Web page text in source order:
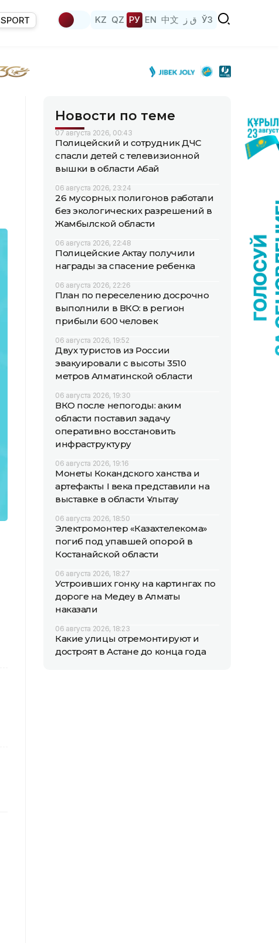
SPORT KZ QZ РУ EN 中文 ق ز ЎЗ
Новости по теме
07 августа 2026, 00:43
Полицейский и сотрудник ДЧС
спасли детей с телевизионной
вышки в области Абай
06 августа 2026, 23:24
26 мусорных полигонов работали
без экологических разрешений в
Жамбылской области
06 августа 2026, 22:48
Полицейские Актау получили
награды за спасение ребенка
06 августа 2026, 22:26
План по переселению досрочно
выполнили в ВКО: в регион
прибыли 600 человек
06 августа 2026, 19:52
Двух туристов из России
эвакуировали с высоты 3510
метров Алматинской области
06 августа 2026, 19:30
ВКО после непогоды: аким
области поставил задачу
оперативно восстановить
инфраструктуру
06 августа 2026, 19:16
Монеты Кокандского ханства и
артефакты I века представили на
выставке в области Ұлытау
06 августа 2026, 18:50
Электромонтер «Казахтелекома»
погиб под упавшей опорой в
Костанайской области
06 августа 2026, 18:27
Устроивших гонку на картингах по
дороге на Медеу в Алматы
наказали
06 августа 2026, 18:23
Какие улицы отремонтируют и
достроят в Астане до конца года